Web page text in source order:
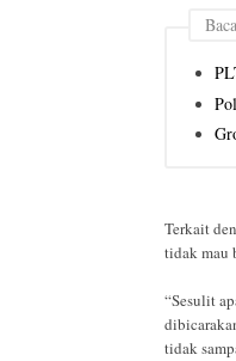
Terkait
tidak mau
“Sesulit
tidak